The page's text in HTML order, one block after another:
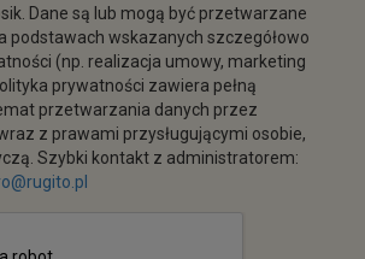
Dane są lub mogą być przetwarzane
podstawach wskazanych szczegółowo
(np. realizacja umowy, marketing
prywatności zawiera pełną
przetwarzania danych przez
z prawami przysługującymi osobie,
Szybki kontakt z administratorem: